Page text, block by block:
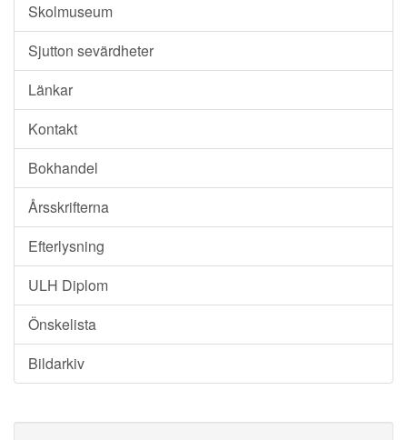
Skolmuseum
Sjutton sevärdheter
Länkar
Kontakt
Bokhandel
Årsskrifterna
Efterlysning
ULH Diplom
Önskelista
Bildarkiv